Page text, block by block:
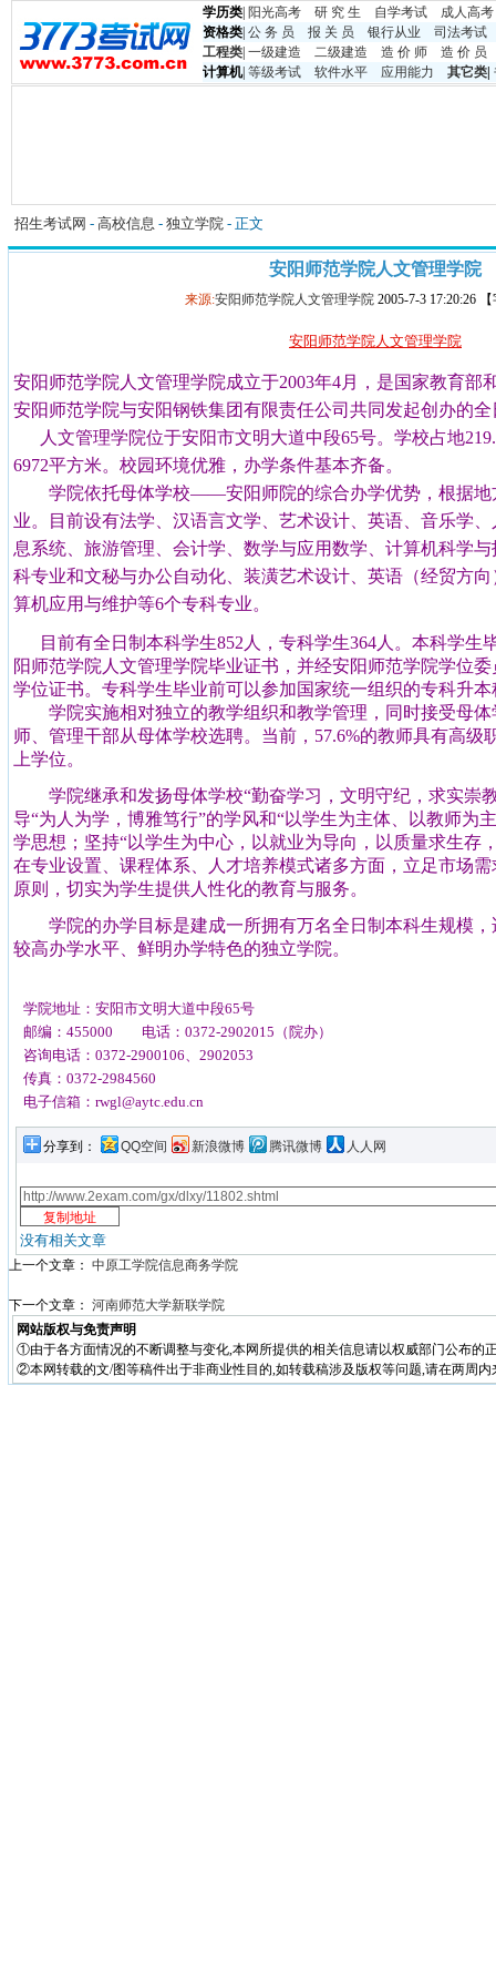
学历类 阳光高考 研 究 生 自学考试
成人高考
资格类 公 务 员 报 关 员 银行从业
司法考试
工程类 一级建造 二级建造 造 价 师
造 价 员
计算机| 等级考试 软件水平 应用能力 其它类
招生考试网 - 高校信息 - 独立学院 - 正文
安阳师范学院人文管理学院
来源:安阳师范学院人文管理学院 2005-7-3 17:20:26
安阳师范学院人文管理学院
安阳师范学院人文管理学院成立于2003年4月，是国家教育部
安阳师范学院与安阳钢铁集团有限责任公司共同发起创办
人文管理学院位于安阳市文明大道中段65号。学校占地
6972平方米。校园环境优雅，办学条件基本齐备。
学院依托母体学校——安阳师院的综合办学优势，根据地
业。目前设有法学、汉语言文学、艺术设计、英语、音乐学
息系统、旅游管理、会计学、数学与应用数学、计算机科学
科专业和文秘与办公自动化、装潢艺术设计、英语（经贸方
算机应用与维护等6个专科专业。
目前有全日制本科学生852 人，专科学生364人。本科学生
阳师范学院人文管理学院毕业证书，并经安阳师范学院学位
学位证书。专科学生毕业前可以参加国家统一组织的专科升本
学院实施相对独立的教学组织和教学管理，同时接受母体
师、管理干部从母体学校选聘。当前， 57.6%的教师具有高级
上学位。
学院继承和发扬母体学校“勤奋学习，文明守纪，求实崇
导“为人为学，博雅笃行”的学风和“以学生为主体、以教师为
学思想；坚持“以学生为中心，以就业为导向，以质量求生存
在专业设置、课程体系、人才培养模式诸多方面，立足市场
原则，切实为学生提供人性化的教育与服务。
学院的办学目标是建成一所拥有万名全日制本科生规模
较高办学水平、鲜明办学特色的独立学院。
学院地址：安阳市文明大道中段65号
邮编：455000 电话：0372-2902015（院办）
咨询电话：0372-2900106、2902053
传真：0372-2984560
电子信箱：rwgl@aytc.edu.cn
分享到： QQ空间 新浪微博 腾讯微博 人人网
没有相关文章
上一个文章： 中原工学院信息商务学院
下一个文章： 河南师范大学新联学院
网站版权与免责声明
①由于各方面情况的不断调整与变化,本网所提供的相关信息请以权威部门公布的
②本网转载的文/图等稿件出于非商业性目的,如转载稿涉及版权等问题,请在两周内